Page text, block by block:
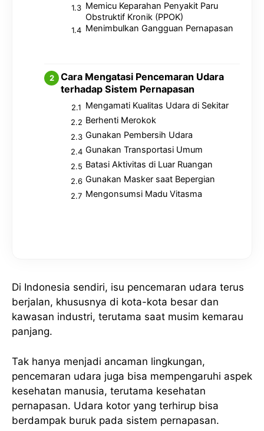
Memicu Keparahan Penyakit Paru
Obstruktif Kronik (PPOK)
Menimbulkan Gangguan Pernapasan
Cara Mengatasi Pencemaran Udara
terhadap Sistem Pernapasan
Mengamati Kualitas Udara di Sekitar
Berhenti Merokok
Gunakan Pembersih Udara
Gunakan Transportasi Umum
Batasi Aktivitas di Luar Ruangan
Gunakan Masker saat Bepergian
Mengonsumsi Madu Vitasma
Di Indonesia sendiri, isu pencemaran udara terus
berjalan, khususnya di kota-kota besar dan
kawasan industri, terutama saat musim kemarau
panjang.
Tak hanya menjadi ancaman lingkungan,
pencemaran udara juga bisa mempengaruhi aspek
kesehatan manusia, terutama kesehatan
pernapasan. Udara kotor yang terhirup bisa
berdampak buruk pada sistem pernapasan.